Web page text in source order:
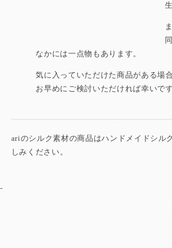
なかには一点物もあります。
気に入っていただけた商品がある場合
お早めにご検討いただければ幸いです
ariのシルク素材の商品はハンドメイドシル
しみください。
-